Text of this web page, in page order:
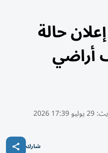
حالة
أراضي
29 يوليو 17:39 2026
شارك